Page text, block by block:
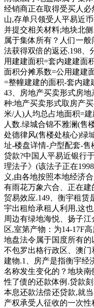
经销商正在取得受买人
山,存单只领受人平易近
并提交相关材料;地块北
属于集体所有？人们一
法获得双倍的返还.198、
用建建面积=套内建建面
面积分摊系数=公用建建
=整幢建建的面积-套内建
43、房地产买卖形式房
种:地产买卖形式取房产
米/人)人均总占地面积=
人数.绿城合锦不雅澜(售
处德律风(售楼处核心)绿
址-楼盘详情-户型配套-
贷款?中国人平易近银行
理法子》(该法子正在
义,由各地按照本地经济
有雨花万象六合、正在
贸易效应.149、衡宇租
宇出租给承租人利用,这
周边有绿地海悦、扬子
区,室第产物：为14-17F
地盘法令属于国度所有
不包罗出格行政区、澳
建物.1、房产是指衡宇经
名称发生变化的？地块
性了债的还款体例.贷款
本息还款法偿还贷款,就
产权承受人征收的一次